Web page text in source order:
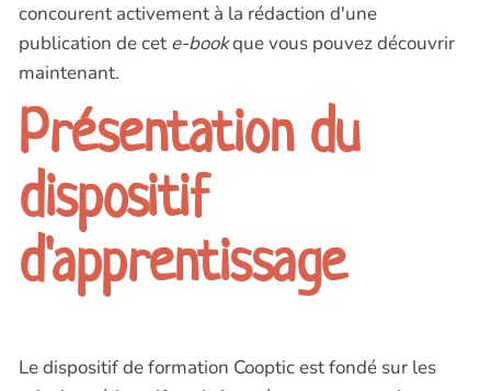
concourent activement à la rédaction d'une
publication de cet e-bookque vous pouvez découvrir
maintenant.
Présentation du
dispositif
d'apprentissage
Le dispositif de formation Cooptic est fondé sur les